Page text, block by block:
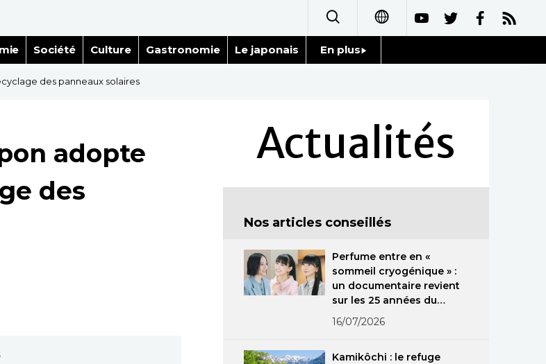
简体字
繁體字
العربية
Русский
Société Culture Gastronomie Le japonais En plus
Personnages
Chroniques
Images
Vidéos
Tokyo
des panneaux solaires
adopte
des
Actualités
Nos articles conseillés
Perfume entre en «
sommeil cryogénique » :
un documentaire revient
sur les 25 années du
groupe
16/07/2026
Kamikôchi : le refuge